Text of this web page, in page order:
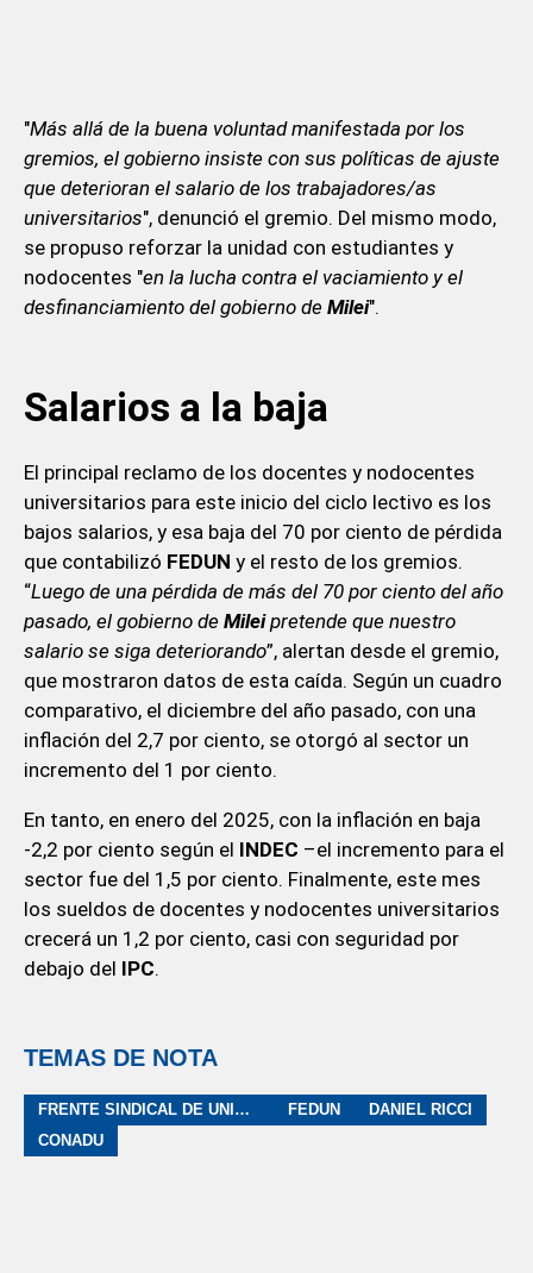
"Más allá de la buena voluntad manifestada por los
gremios, el gobierno insiste con sus políticas de ajuste
que deterioran el salario de los trabajadores/as
universitarios", denunció el gremio. Del mismo modo,
se propuso reforzar la unidad con estudiantes y
nodocentes "en la lucha contra el vaciamiento y el
desfinanciamiento del gobierno de Milei".
Salarios a la baja
El principal reclamo de los docentes y nodocentes
universitarios para este inicio del ciclo lectivo es los
bajos salarios, y esa baja del 70 por ciento de pérdida
que contabilizó FEDUN y el resto de los gremios.
“Luego de una pérdida de más del 70 por ciento del año
pasado, el gobierno de Mileipretende que nuestro
salario se siga deteriorando”, alertan desde el gremio,
que mostraron datos de esta caída. Según un cuadro
comparativo, el diciembre del año pasado, con una
inflación del 2,7 por ciento, se otorgó al sector un
incremento del 1 por ciento.
En tanto, en enero del 2025, con la inflación en baja
-2,2 por ciento según el INDEC –el incremento para el
sector fue del 1,5 por ciento. Finalmente, este mes
los sueldos de docentes y nodocentes universitarios
crecerá un 1,2 por ciento, casi con seguridad por
debajo del IPC.
TEMAS DE NOTA
FRENTE SINDICAL DE UNIVERSIDADES NACIONALES FEDUN
DANIEL RICCI
CONADU